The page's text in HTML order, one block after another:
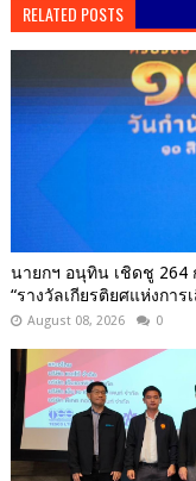
RELATED POSTS
นายกฯ อนุทิน เชิดชู 264
“รางวัลเกียรติยศแห่งการ
August 08, 2026 0